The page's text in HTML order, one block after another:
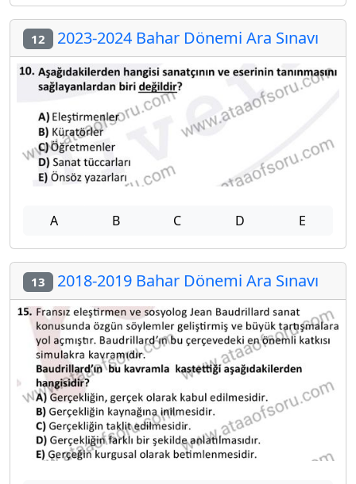
12 2023-2024 Bahar Dönemi Ara Sınavı
A B C D E
13 2018-2019 Bahar Dönemi Ara Sınavı